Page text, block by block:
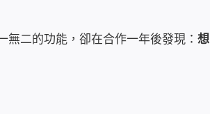
二的功能，卻在合作一年後發現： 想